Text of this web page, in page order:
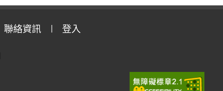
聯絡資訊 登入